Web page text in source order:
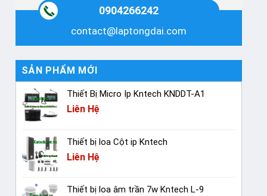
0904266242
contact@laptongdai.com
SẢN PHẨM MỚI
Thiết Bị Micro Ip Kntech KNDDT-A1
Liên Hệ
Thiết bị loa Cột ip Kntech
Liên Hệ
Thiết bị loa âm trần 7w Kntech L-9